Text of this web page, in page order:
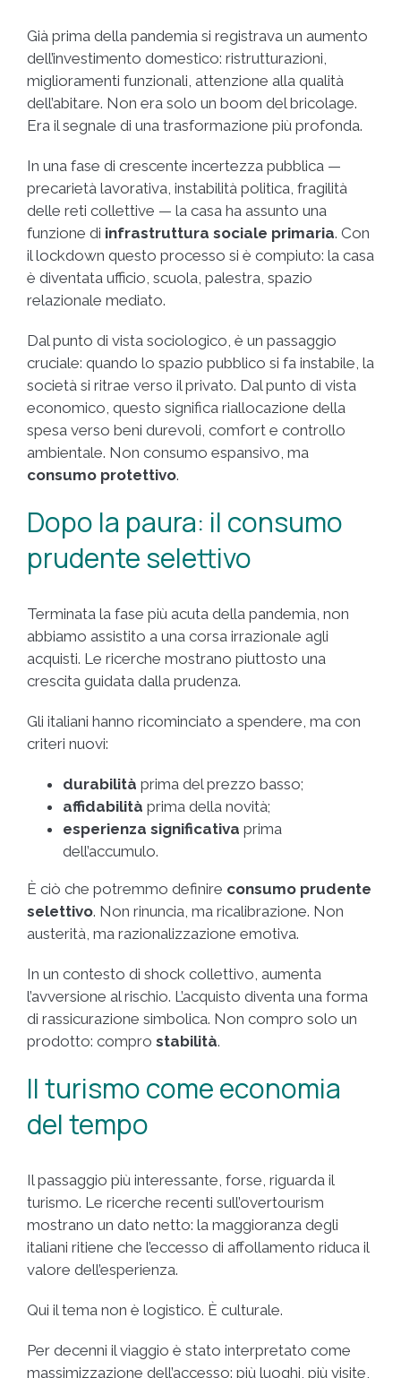
Già prima della pandemia si registrava un aumento
dell’investimento domestico: ristrutturazioni,
miglioramenti funzionali, attenzione alla qualità
dell’abitare. Non era solo un boom del bricolage.
Era il segnale di una trasformazione più profonda.
In una fase di crescente incertezza pubblica —
precarietà lavorativa, instabilità politica, fragilità
delle reti collettive — la casa ha assunto una
funzione di infrastruttura sociale primaria. Con
il lockdown questo processo si è compiuto: la casa
è diventata ufficio, scuola, palestra, spazio
relazionale mediato.
Dal punto di vista sociologico, è un passaggio
cruciale: quando lo spazio pubblico si fa instabile, la
società si ritrae verso il privato. Dal punto di vista
economico, questo significa riallocazione della
spesa verso beni durevoli, comfort e controllo
ambientale. Non consumo espansivo, ma
consumo protettivo.
Dopo la paura: il consumo
prudente selettivo
Terminata la fase più acuta della pandemia, non
abbiamo assistito a una corsa irrazionale agli
acquisti. Le ricerche mostrano piuttosto una
crescita guidata dalla prudenza.
Gli italiani hanno ricominciato a spendere, ma con
criteri nuovi:
durabilità prima del prezzo basso;
affidabilità prima della novità;
esperienza significativa prima
dell’accumulo.
È ciò che potremmo definire consumo prudente
selettivo. Non rinuncia, ma ricalibrazione. Non
austerità, ma razionalizzazione emotiva.
In un contesto di shock collettivo, aumenta
l’avversione al rischio. L’acquisto diventa una forma
di rassicurazione simbolica. Non compro solo un
prodotto: compro stabilità.
Il turismo come economia
del tempo
Il passaggio più interessante, forse, riguarda il
turismo. Le ricerche recenti sull’overtourism
mostrano un dato netto: la maggioranza degli
italiani ritiene che l’eccesso di affollamento riduca il
valore dell’esperienza.
Qui il tema non è logistico. È culturale.
Per decenni il viaggio è stato interpretato come
massimizzazione dell’accesso: più luoghi, più visite,